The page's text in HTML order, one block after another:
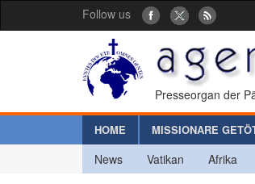
Follow us
Presseorgan der
HOME MISSIONARE
News Vatikan Afrika